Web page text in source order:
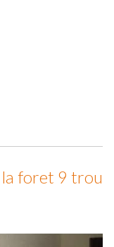
foret 9 trou